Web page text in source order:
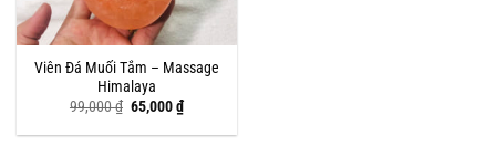
Viên Đá Muối Tắm – Massage
Himalaya
99,000₫ Giá
gốc
là:
65,000₫Giá
hiện
tại